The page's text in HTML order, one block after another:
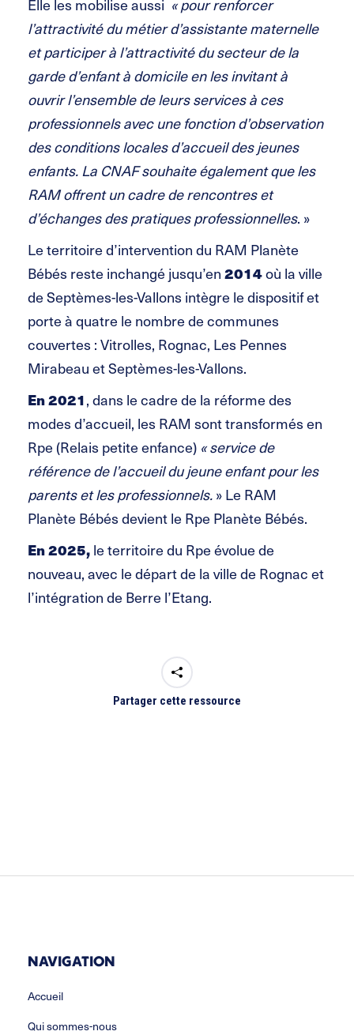
Elle les mobilise aussi « pour renforcer
l’attractivité du métier d’assistante maternelle
et participer à l’attractivité du secteur de la
garde d’enfant à domicile en les invitant à
ouvrir l’ensemble de leurs services à ces
professionnels avec une fonction d’observation
des conditions locales d’accueil des jeunes
enfants. La CNAF souhaite également que les
RAM offrent un cadre de rencontres et
d’échanges des pratiques professionnelles. »
Le territoire d’intervention du RAM Planète
Bébés reste inchangé jusqu’en2014où la ville
de Septèmes-les-Vallons intègre le dispositif et
porte à quatre le nombre de communes
couvertes : Vitrolles, Rognac, Les Pennes
Mirabeau et Septèmes-les-Vallons.
En 2021, dans le cadre de la réforme des
modes d’accueil, les RAM sont transformés en
Rpe (Relais petite enfance) « service de
référence de l’accueil du jeune enfant pour les
parents et les professionnels.» Le RAM
Planète Bébés devient le Rpe Planète Bébés.
En 2025,le territoire du Rpe évolue de
nouveau, avec le départ de la ville de Rognac et
l’intégration de Berre l’Etang.
Partager cette ressource
NAVIGATION
Accueil
Qui sommes-nous